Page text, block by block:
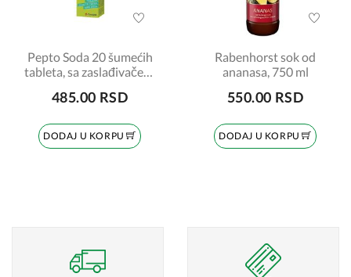
Pepto Soda 20 šumećih
tableta, sa zaslađivačem,
485.00 RSD
DODAJ U KORPU
Rabenhorst sok od
ananasa, 750 ml
550.00 RSD
DODAJ U KORPU